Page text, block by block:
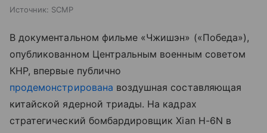
Источник: SCMP
В документальном фильме «Чжишэн» («Победа»),
опубликованном Центральным военным советом
КНР, впервые публично
продемонстрирована воздушная составляющая
китайской ядерной триады. На кадрах
стратегический бомбардировщик Xian H-6N в